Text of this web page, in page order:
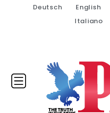
Deutsch English
Italiano